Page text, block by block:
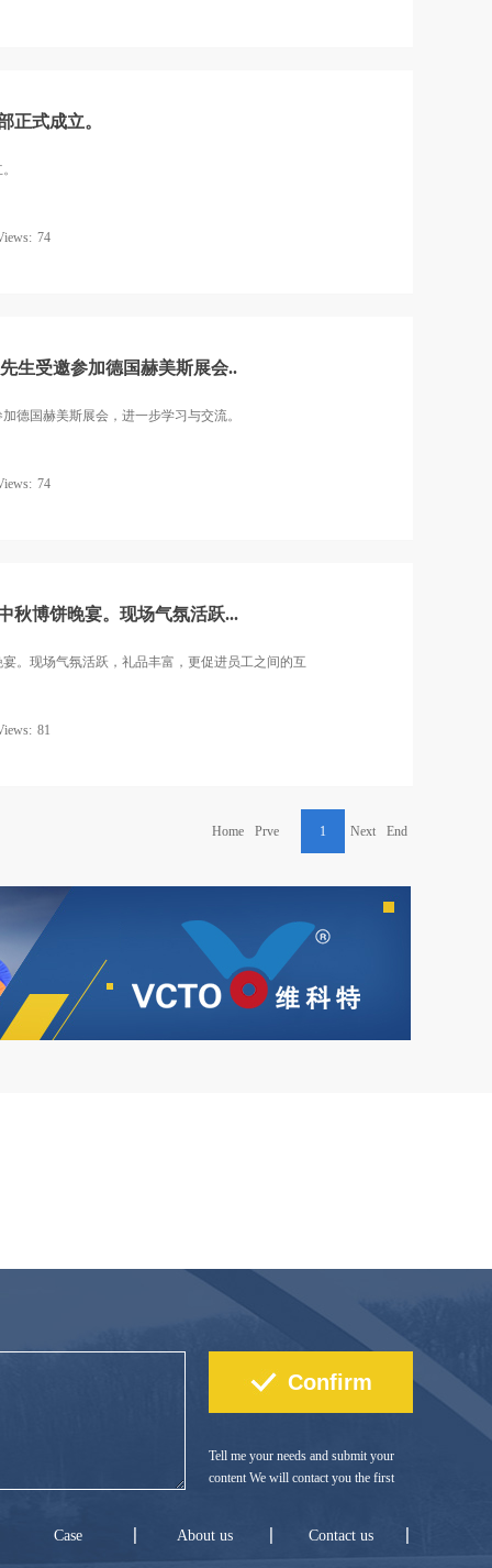
正式成立。
74
生受邀参加德国赫美斯展会..
德国赫美斯展会，进一步学习与交流。
74
秋博饼晚宴。现场气氛活跃...
。现场气氛活跃，礼品丰富，更促进员工之间的互
81
Home Prve 1 Next End
Tell me your needs and submit your
content We will contact you the first
Case About us Contact us